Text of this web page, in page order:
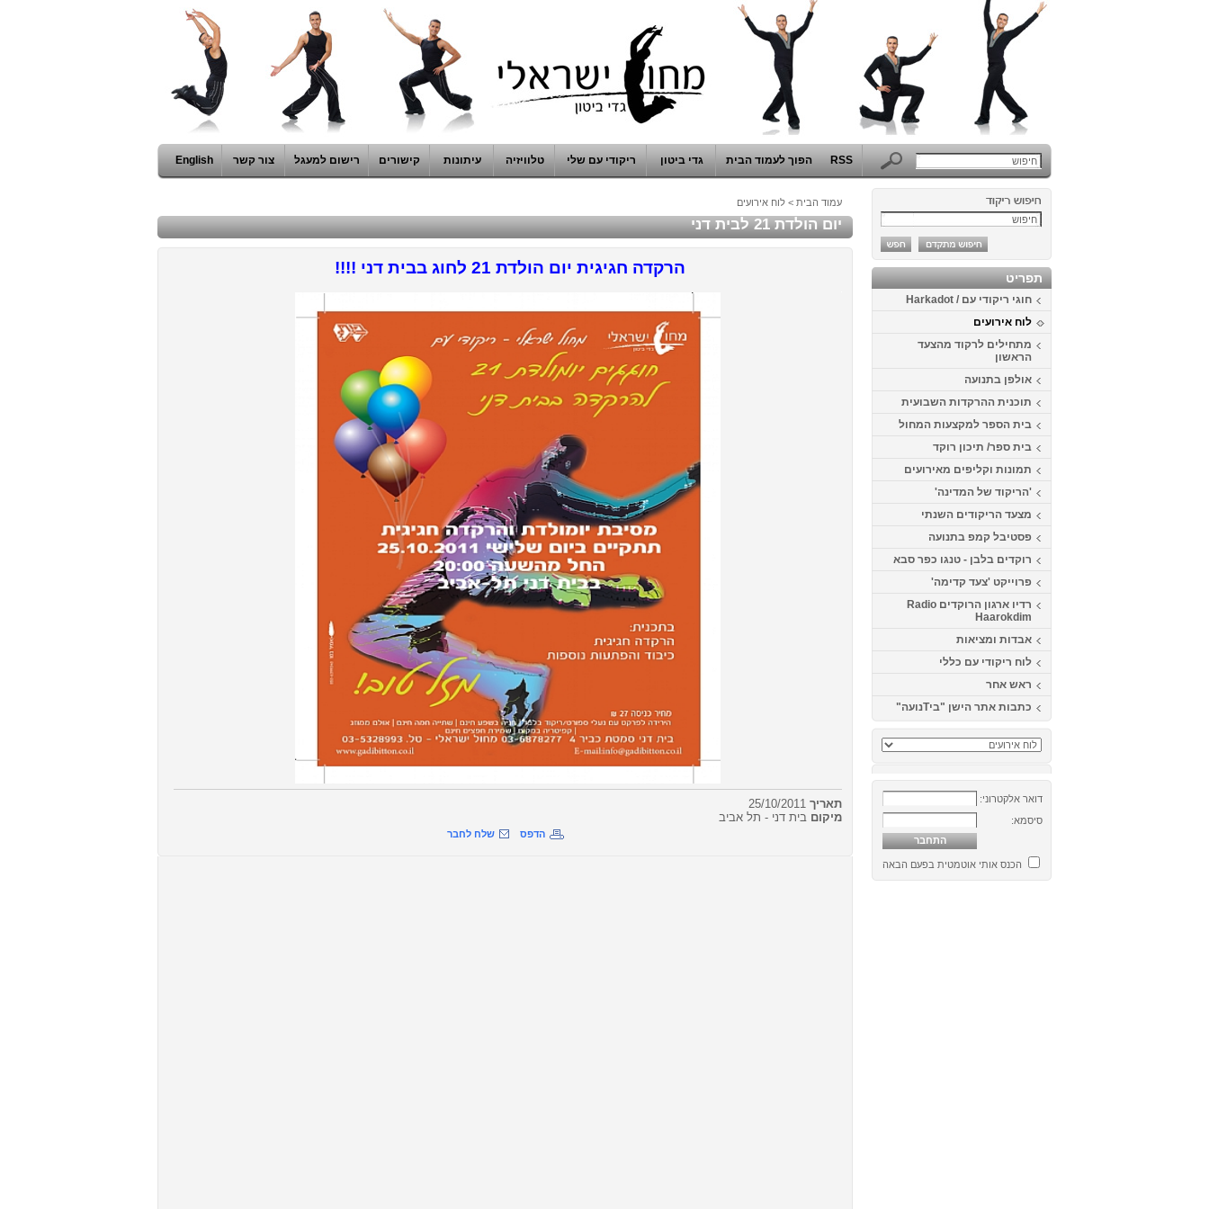
RSS הפוך לעמוד הבית גדי ביטון ריקודי עם שלי טלוויזיה עיתונות קישורים רישום למעגל צור קשר English
תפריט
חוגי ריקודי עם / Harkadot
לוח אירועים
מתחילים לרקוד מהצעד
הראשון
אולפן בתנועה
תוכנית ההרקדות השבועית
בית הספר למקצעות המחול
בית ספר/ תיכון רוקד
תמונות וקליפים מאירועים
'הריקוד של המדינה'
מצעד הריקודים השנתי
פסטיבל קמפ בתנועה
רוקדים בלבן - טנגו כפר סבא
פרוייקט 'צעד קדימה'
רדיו ארגון הרוקדים Radio
Haarokdim
אבדות ומציאות
לוח ריקודי עם כללי
ראש אחר
כתבות אתר הישן "ביTנועה"
דואר אלקטרוני:
סיסמא:
הכנס אותי אוטמטית בפעם הבאה
עמוד הבית > לוח אירועים
יום הולדת 21 לבית דני
הרקדה חגיגית יום הולדת 21 לחוג בבית דני !!!!
תאריך
מיקום בית דני - תל אביב
הדפס שלח לחבר